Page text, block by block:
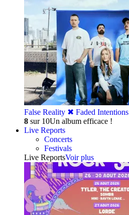
False Reality ✖︎ Faded Intentions
8 sur 10Un album efficace !
Live Reports
Concerts
Festivals
Live ReportsVoir plus